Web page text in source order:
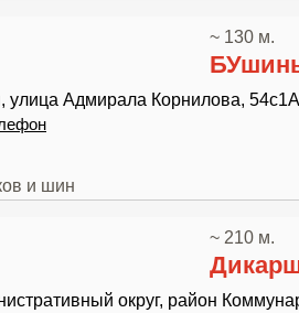
~ 130 м.
улица Адмирала Корнилова, 54с1А
и шин
~ 210 м.
округ, район